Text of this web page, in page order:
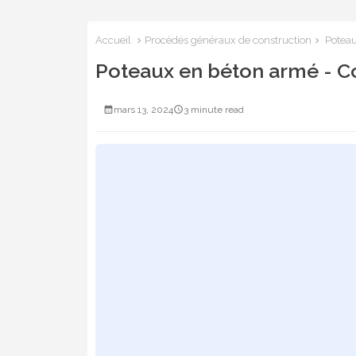
Accueil Procédés généraux de construction
Poteaux en béton armé -
mars 13, 2024 3 minute read